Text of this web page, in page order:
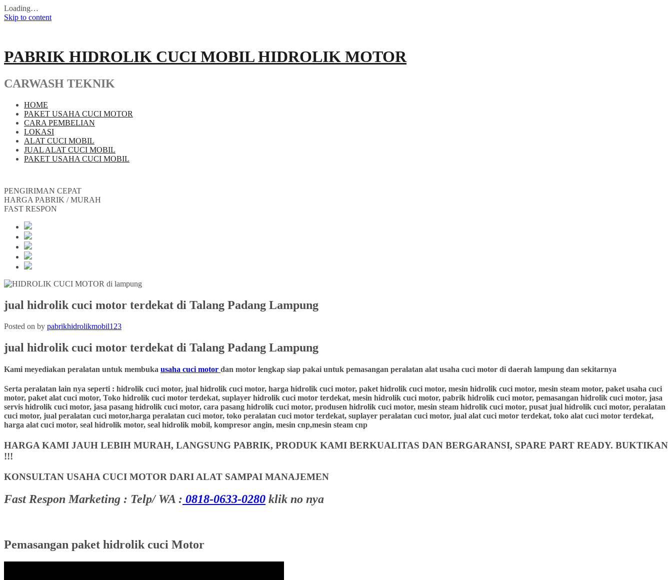
Loading…
Skip to content
PABRIK HIDROLIK CUCI MOBIL HIDROLIK MOTOR
CARWASH TEKNIK
HOME
PAKET USAHA CUCI MOTOR
CARA PEMBELIAN
LOKASI
ALAT CUCI MOBIL
JUAL ALAT CUCI MOBIL
PAKET USAHA CUCI MOBIL
PENGIRIMAN CEPAT
HARGA PABRIK / MURAH
FAST RESPON
jual hidrolik cuci motor terdekat di Talang Padang Lampung
Posted on by pabrikhidrolikmobil123
jual hidrolik cuci motor terdekat di Talang Padang Lampung
Kami meyediakan peralatan untuk membuka usaha cuci motor dan motor lengkap siap pakai untuk pemasangan peralatan alat usaha cuci motor di daerah lampung dan sekitarnya
Serta peralatan lain nya seperti : hidrolik cuci motor, jual hidrolik cuci motor, harga hidrolik cuci motor, paket hidrolik cuci motor, mesin hidrolik cuci motor, mesin steam motor, paket usaha cuci
motor, paket alat cuci motor, Toko hidrolik cuci motor terdekat, suplayer hidrolik cuci motor terdekat, mesin hidrolik cuci motor, pabrik hidrolik cuci motor, pemasangan hidrolik cuci motor, jasa
servis hidrolik cuci motor, jasa pasang hidrolik cuci motor, cara pasang hidrolik cuci motor, produsen hidrolik cuci motor, mesin steam hidrolik cuci motor, pusat jual hidrolik cuci motor, peralatan
cuci motor, jual peralatan cuci motor,harga peralatan cuci motor, toko peralatan cuci motor terdekat, suplayer peralatan cuci motor, jual alat cuci motor terdekat, toko alat cuci motor terdekat,
harga alat cuci motor, seal hidrolik motor, seal hidrolik mobil, kompresor angin, mesin cnp,mesin steam cnp
HARGA KAMI JAUH LEBIH MURAH, LANGSUNG PABRIK, PRODUK KAMI BERKUALITAS DAN BERGARANSI, SPARE PART READY. BUKTIKAN
!!!
KONSULTAN USAHA CUCI MOTOR DARI ALAT SAMPAI MANAJEMEN
Fast Respon Marketing : Telp/ WA : 0818-0633-0280 klik no nya
Pemasangan paket hidrolik cuci Motor